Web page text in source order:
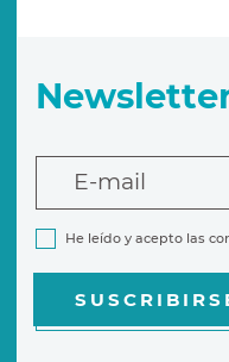
E-mail
He leído y acepto las